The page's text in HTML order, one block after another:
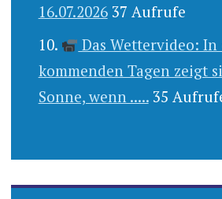
16.07.2026 37 Aufrufe
Das Wettervideo: In
kommenden Tagen zeigt
Sonne, wenn ..... 35